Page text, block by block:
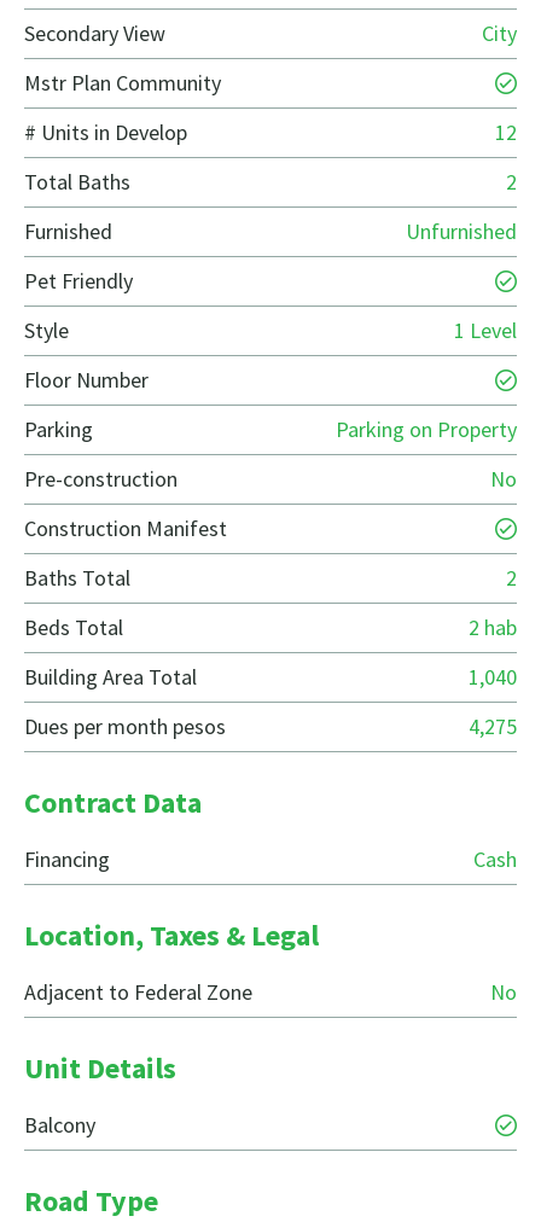
Secondary View
City
Mstr Plan Community
# Units in Develop
12
Total Baths
2
Furnished
Unfurnished
Pet Friendly
Style
1 Level
Floor Number
Parking
Parking on Property
Pre-construction
No
Construction Manifest
Baths Total
2
Beds Total
2 hab
Building Area Total
1,040
Dues per month pesos
4,275
Contract Data
Financing Cash
Location, Taxes & Legal
Adjacent to Federal Zone No
Unit Details
Balcony
Road Type